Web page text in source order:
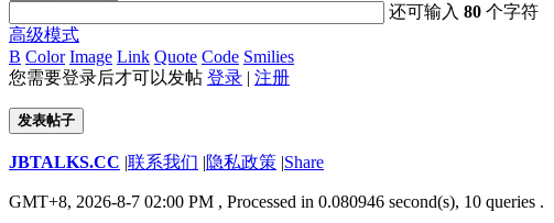
还可输入80 个字符
高级模式
B Color Image Link Quote Code Smilies
您需要登录后才可以发帖 登录 | 注册
发表帖子
JBTALKS.CC |联系我们 |隐私政策 |Share
GMT+8, 2026-8-7 02:00 PM , Processed in 0.080946 second(s), 10 queries .